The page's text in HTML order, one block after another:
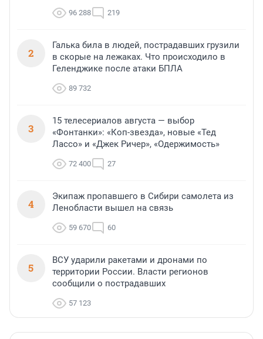
96 288 219
2
Галька била в людей, пострадавших грузили
в скорые на лежаках. Что происходило в
Геленджике после атаки БПЛА
89 732
3
15 телесериалов августа — выбор
«Фонтанки»: «Коп-звезда», новые «Тед
Лассо» и «Джек Ричер», «Одержимость»
72 400 27
4
Экипаж пропавшего в Сибири самолета из
Ленобласти вышел на связь
59 670 60
5
ВСУ ударили ракетами и дронами по
территории России. Власти регионов
сообщили о пострадавших
57 123